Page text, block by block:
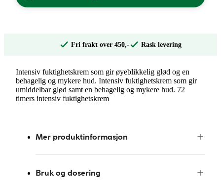
Fri frakt over 450,- Rask levering
Intensiv fuktighetskrem som gir øyeblikkelig glød og en
behagelig og mykere hud. Intensiv fuktighetskrem som gir
umiddelbar glød samt en behagelig og mykere hud. 72
timers intensiv fuktighetskrem
Mer produktinformasjon
Bruk og dosering